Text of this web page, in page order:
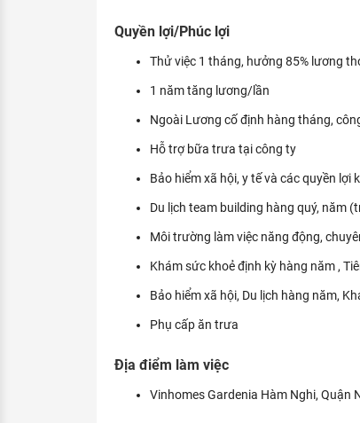
Quyền lợi/Phúc lợi
Thử việc 1 tháng, hưởng 85% lương
1 năm tăng lương/lần
Ngoài Lương cố định hàng tháng,
Hỗ trợ bữa trưa tại công ty
Bảo hiểm xã hội, y tế và các quyền
Du lịch team building hàng quý, năm
Môi trường làm việc năng động,
Khám sức khoẻ định kỳ hàng năm ,
Bảo hiểm xã hội, Du lịch hàng năm,
Phụ cấp ăn trưa
Địa điểm làm việc
Vinhomes Gardenia Hàm Nghi, Quận